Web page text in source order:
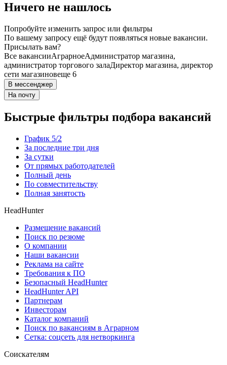
Ничего не нашлось
Попробуйте изменить запрос или фильтры
По вашему запросу ещё будут появляться новые вакансии.
Присылать вам?
Все вакансииАграрноеАдминистратор магазина,
администратор торгового залаДиректор магазина, директор
сети магазиновеще 6
В мессенджер
На почту
Быстрые фильтры подбора вакансий
График 5/2
За последние три дня
За сутки
От прямых работодателей
Полный день
По совместительству
Полная занятость
HeadHunter
Размещение вакансий
Поиск по резюме
О компании
Наши вакансии
Реклама на сайте
Требования к ПО
Безопасный HeadHunter
HeadHunter API
Партнерам
Инвесторам
Каталог компаний
Поиск по вакансиям в Аграрном
Сетка: соцсеть для нетворкинга
Соискателям